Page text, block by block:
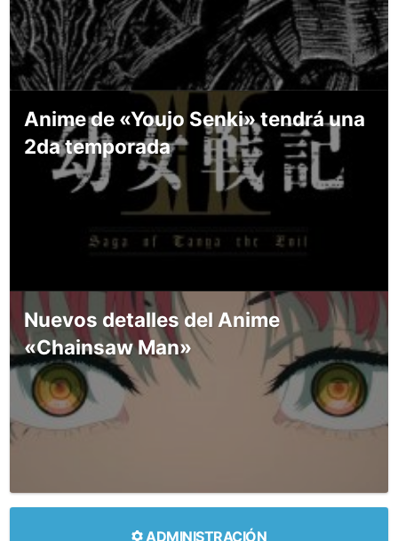
Anime de «Youjo Senki» tendrá una
2da temporada
Nuevos detalles del Anime
«Chainsaw Man»
ADMINISTRACIÓN